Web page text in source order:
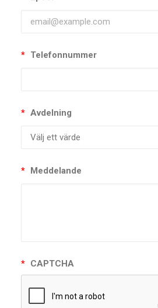
* Telefonnummer
* Avdelning
* Meddelande
* CAPTCHA